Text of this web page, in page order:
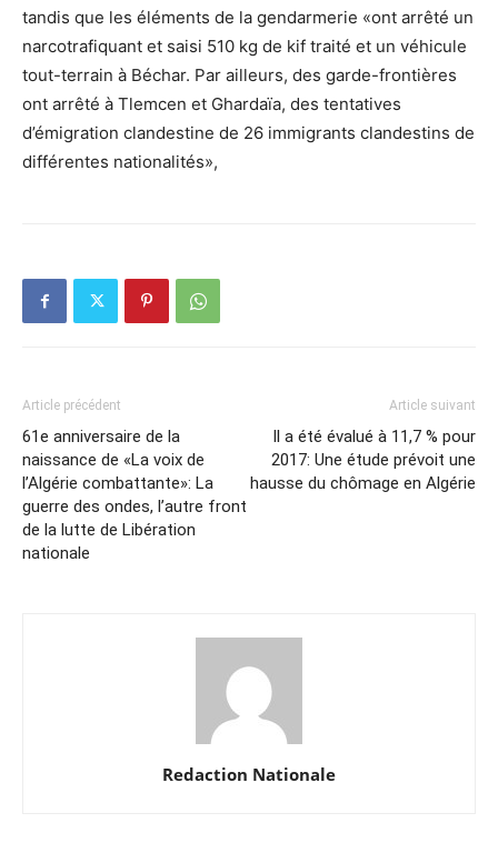
tandis que les éléments de la gendarmerie «ont arrêté un
narcotrafiquant et saisi 510 kg de kif traité et un véhicule
tout-terrain à Béchar. Par ailleurs, des garde-frontières
ont arrêté à Tlemcen et Ghardaïa, des tentatives
d’émigration clandestine de 26 immigrants clandestins de
différentes nationalités»,
Article précédent
61e anniversaire de la
naissance de «La voix de
l’Algérie combattante»: La
guerre des ondes, l’autre front
de la lutte de Libération
nationale
Article suivant
Il a été évalué à 11,7 % pour
2017: Une étude prévoit une
hausse du chômage en Algérie
Redaction Nationale